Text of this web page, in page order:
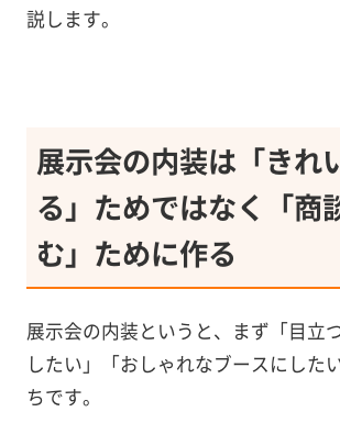
説します。
展示会の内装は「きれ
る」ためではなく「商
む」ために作る
展示会の内装というと、まず「目立
したい」「おしゃれなブースにした
ちです。